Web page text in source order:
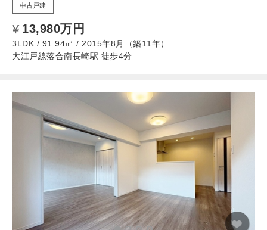
中古戸建
13,980万円
3LDK / 91.94㎡ / 2015年8月（築11年）
大江戸線落合南長崎駅 徒歩4分